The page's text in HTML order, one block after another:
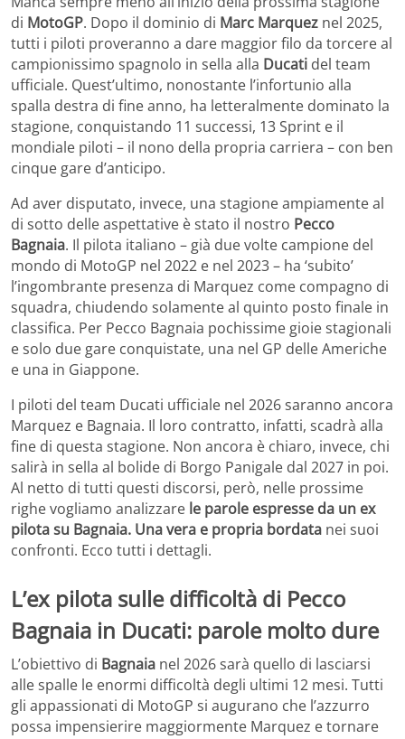
di MotoGP. Dopo il dominio di Marc Marquez nel 2025,
tutti i piloti proveranno a dare maggior filo da torcere al
campionissimo spagnolo in sella alla Ducati del team
ufficiale. Quest’ultimo, nonostante l’infortunio alla
spalla destra di fine anno, ha letteralmente dominato la
stagione, conquistando 11 successi, 13 Sprint e il
mondiale piloti – il nono della propria carriera – con ben
cinque gare d’anticipo.
Ad aver disputato, invece, una stagione ampiamente al
di sotto delle aspettative è stato il nostro Pecco
Bagnaia. Il pilota italiano – già due volte campione del
mondo di MotoGP nel 2022 e nel 2023 – ha ‘subito’
l’ingombrante presenza di Marquez come compagno di
squadra, chiudendo solamente al quinto posto finale in
classifica. Per Pecco Bagnaia pochissime gioie stagionali
e solo due gare conquistate, una nel GP delle Americhe
e una in Giappone.
I piloti del team Ducati ufficiale nel 2026 saranno ancora
Marquez e Bagnaia. Il loro contratto, infatti, scadrà alla
fine di questa stagione. Non ancora è chiaro, invece, chi
salirà in sella al bolide di Borgo Panigale dal 2027 in poi.
Al netto di tutti questi discorsi, però, nelle prossime
righe vogliamo analizzare le parole espresse da un ex
pilota su Bagnaia. Una vera e propria bordata nei suoi
confronti. Ecco tutti i dettagli.
L’ex pilota sulle difficoltà di Pecco
Bagnaia in Ducati: parole molto dure
L’obiettivo di Bagnaia nel 2026 sarà quello di lasciarsi
alle spalle le enormi difficoltà degli ultimi 12 mesi. Tutti
gli appassionati di MotoGP si augurano che l’azzurro
possa impensierire maggiormente Marquez e tornare